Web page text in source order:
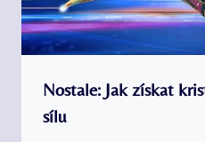
Nostale: Jak získat
sílu